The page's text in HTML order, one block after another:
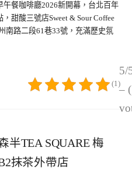
餐咖啡廳2026新開幕，台北百年
甜酸三號店Sweet & Sour Coffee
南路二段61巷33號，充滿歷史氛
5/
–
(1)
半TEA SQUARE 梅
抹茶外帶店